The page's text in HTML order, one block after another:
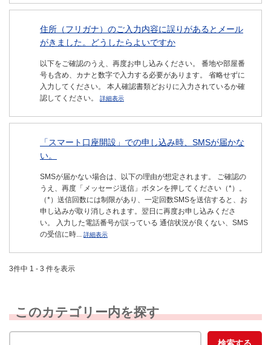
住所（フリガナ）のご入力内容に誤りがあるとメール
がきました。どうしたらよいですか
以下をご確認のうえ、再度お申し込みください。 番地や部屋番
号も含め、カナと数字で入力する必要があります。 省略せずに
入力してください。 本人確認書類どおりに入力されているか確
認してください。
詳細表示
「スマート口座開設」での申し込み時、SMSが届かな
い。
SMSが届かない場合は、以下の理由が想定されます。 ご確認の
うえ、再度「メッセージ送信」ボタンを押してください（*）。
（*）送信回数には制限があり、一定回数SMSを送信すると、お
申し込みが取り消しされます。翌日に再度お申し込みくださ
い。 入力した電話番号が誤っている 通信状況が良くない、SMS
の受信に時... 詳細表示
3件中 1 - 3 件を表示
このカテゴリー内を探す